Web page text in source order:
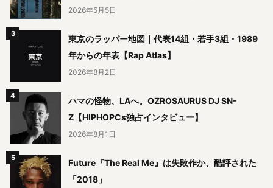
2026年5月5日
東京のラッパー地図｜代表14組・若手3組・1989
年からの年表【Rap Atlas】
2026年8月2日
ハマの怪物、LAへ。OZROSAURUS DJ SN-
Z【HIPHOPCs独占インタビュー】
2026年8月1日
Future『The Real Me』は失敗作か、酷評された
「2018」